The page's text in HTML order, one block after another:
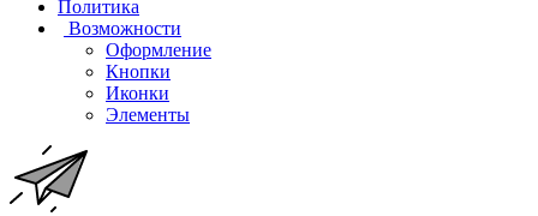
Политика
Возможности
Оформление
Кнопки
Иконки
Элементы